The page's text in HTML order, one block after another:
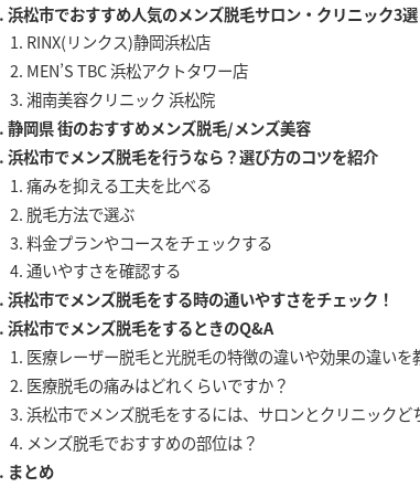
浜松市でおすすめ人気のメンズ脱毛サロン・クリニック3選
RINX(リンクス)静岡浜松店
MEN’S TBC 浜松アクトタワー店
湘南美容クリニック 浜松院
静岡県 街のおすすめメンズ脱毛/メンズ美容
浜松市でメンズ脱毛を行うなら？選び方のコツを紹介
痛みを抑える工夫を比べる
脱毛方法で選ぶ
料金プランやコースをチェックする
通いやすさを確認する
浜松市でメンズ脱毛をする時の通いやすさをチェック！
浜松市でメンズ脱毛をするときのQ&A
医療レーザー脱毛と光脱毛の特徴の違いや効果の違いを
医療脱毛の痛みはどれくらいですか？
浜松市でメンズ脱毛をするには、サロンとクリニックど
メンズ脱毛でおすすめの部位は？
まとめ